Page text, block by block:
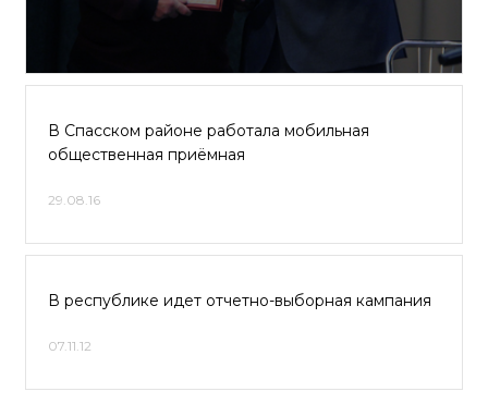
В Спасском районе работала мобильная
общественная приёмная
29.08.16
В республике идет отчетно-выборная кампания
07.11.12